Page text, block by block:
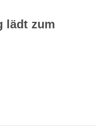
lädt zum